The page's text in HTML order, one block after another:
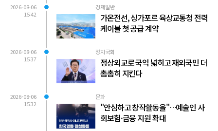
2026-08-06
15:42
경제일반
가온전선, 싱가포르 육상교통청 전력
케이블 첫 공급 계약
2026-08-06
15:37
정치국회
정상외교로 국익 넓히고 재외국민 더
촘촘히 지킨다
2026-08-06
15:32
문화
"안심하고 창작활동을"…예술인 사
회보험·금융 지원 확대